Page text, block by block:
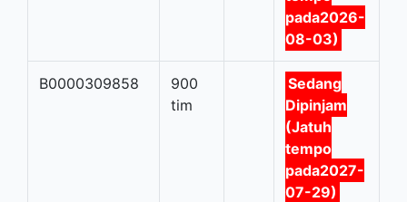
pada2026-
08-03)
B0000309858
900
tim
Sedang
Dipinjam
(Jatuh
tempo
pada2027-
07-29)